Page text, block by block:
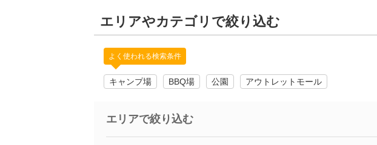
エリアやカテゴリで絞り込む
よく使われる検索条件
キャンプ場 BBQ場 公園 アウトレットモール
エリアで絞り込む